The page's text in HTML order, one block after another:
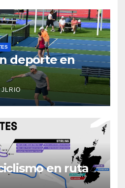
deporte en
JLRIO
en ruta